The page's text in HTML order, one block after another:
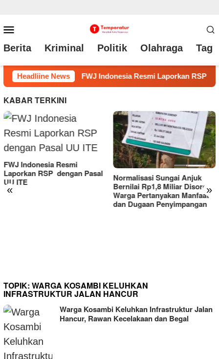
ke
konten
Mobile
Berita Kriminal Politik Olahraga Tag
Headliine News
dengan Pasal UU ITE Normalisasi Sungai Anjuk
KABAR TERKINI
« »
Normalisasi Sungai Anjuk
Bernilai Rp1,8 Miliar Disorot,
Warga Pertanyakan Manfaat
RSUD Tarutung Evaluasi
TOPIK: WARGA KOSAMBI KELUHKAN
INFRASTRUKTUR JALAN HANCUR
Warga Kosambi Keluhkan Infrastruktur Jalan
Hancur, Rawan Kecelakaan dan Begal